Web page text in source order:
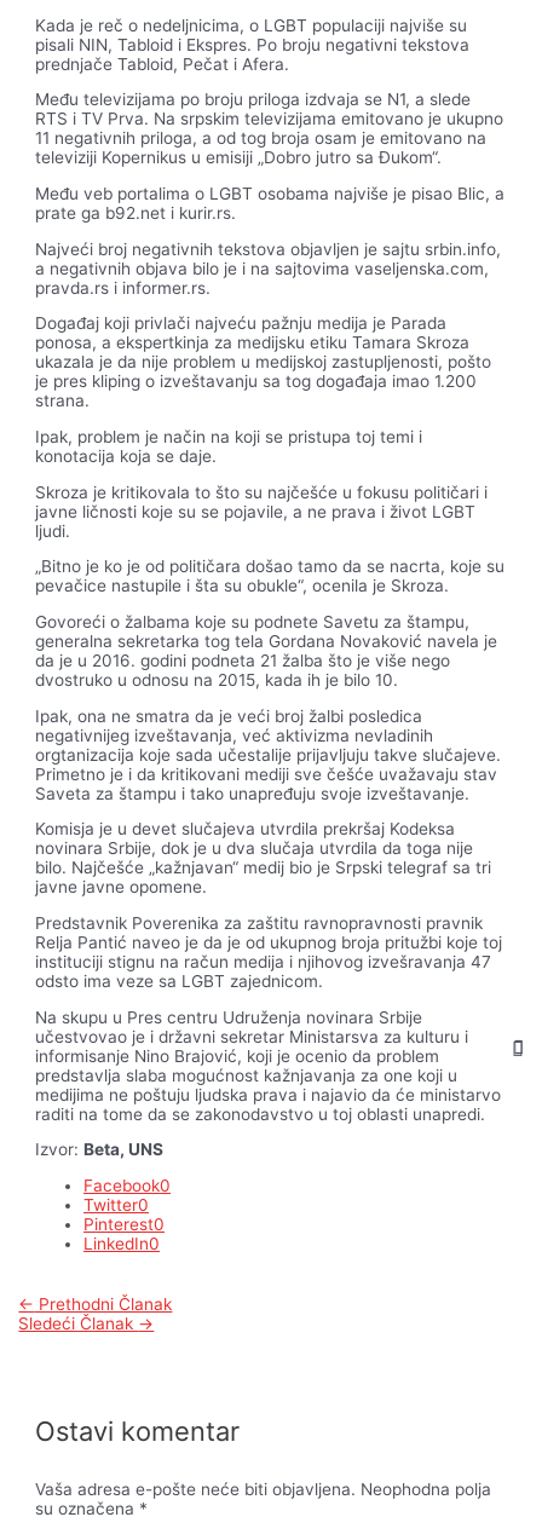
Kada je reč o nedeljnicima, o LGBT populaciji najviše su
pisali NIN, Tabloid i Ekspres. Po broju negativni tekstova
prednjače Tabloid, Pečat i Afera.
Među televizijama po broju priloga izdvaja se N1, a slede
RTS i TV Prva. Na srpskim televizijama emitovano je ukupno
11 negativnih priloga, a od tog broja osam je emitovano na
televiziji Kopernikus u emisiji „Dobro jutro sa Đukom“.
Među veb portalima o LGBT osobama najviše je pisao Blic, a
prate ga b92.net i kurir.rs.
Najveći broj negativnih tekstova objavljen je sajtu srbin.info,
a negativnih objava bilo je i na sajtovima vaseljenska.com,
pravda.rs i informer.rs.
Događaj koji privlači najveću pažnju medija je Parada
ponosa, a ekspertkinja za medijsku etiku Tamara Skroza
ukazala je da nije problem u medijskoj zastupljenosti, pošto
je pres kliping o izveštavanju sa tog događaja imao 1.200
strana.
Ipak, problem je način na koji se pristupa toj temi i
konotacija koja se daje.
Skroza je kritikovala to što su najčešće u fokusu političari i
javne ličnosti koje su se pojavile, a ne prava i život LGBT
ljudi.
„Bitno je ko je od političara došao tamo da se nacrta, koje su
pevačice nastupile i šta su obukle“, ocenila je Skroza.
Govoreći o žalbama koje su podnete Savetu za štampu,
generalna sekretarka tog tela Gordana Novaković navela je
da je u 2016. godini podneta 21 žalba što je više nego
dvostruko u odnosu na 2015, kada ih je bilo 10.
Ipak, ona ne smatra da je veći broj žalbi posledica
negativnijeg izveštavanja, već aktivizma nevladinih
orgtanizacija koje sada učestalije prijavljuju takve slučajeve.
Primetno je i da kritikovani mediji sve češće uvažavaju stav
Saveta za štampu i tako unapređuju svoje izveštavanje.
Komisja je u devet slučajeva utvrdila prekršaj Kodeksa
novinara Srbije, dok je u dva slučaja utvrdila da toga nije
bilo. Najčešće „kažnjavan“ medij bio je Srpski telegraf sa tri
javne javne opomene.
Predstavnik Poverenika za zaštitu ravnopravnosti pravnik
Relja Pantić naveo je da je od ukupnog broja pritužbi koje toj
instituciji stignu na račun medija i njihovog izvešravanja 47
odsto ima veze sa LGBT zajednicom.
Na skupu u Pres centru Udruženja novinara Srbije
učestvovao je i državni sekretar Ministarsva za kulturu i
informisanje Nino Brajović, koji je ocenio da problem
predstavlja slaba mogućnost kažnjavanja za one koji u
medijima ne poštuju ljudska prava i najavio da će ministarvo
raditi na tome da se zakonodavstvo u toj oblasti unapredi.
Izvor:Beta, UNS
Facebook0
Twitter0
Pinterest0
LinkedIn0
Kretanje
članka
← Prethodni Članak
Sledeći Članak →
Ostavi komentar
Vaša adresa e-pošte neće biti objavljena. Neophodna polja
su označena *